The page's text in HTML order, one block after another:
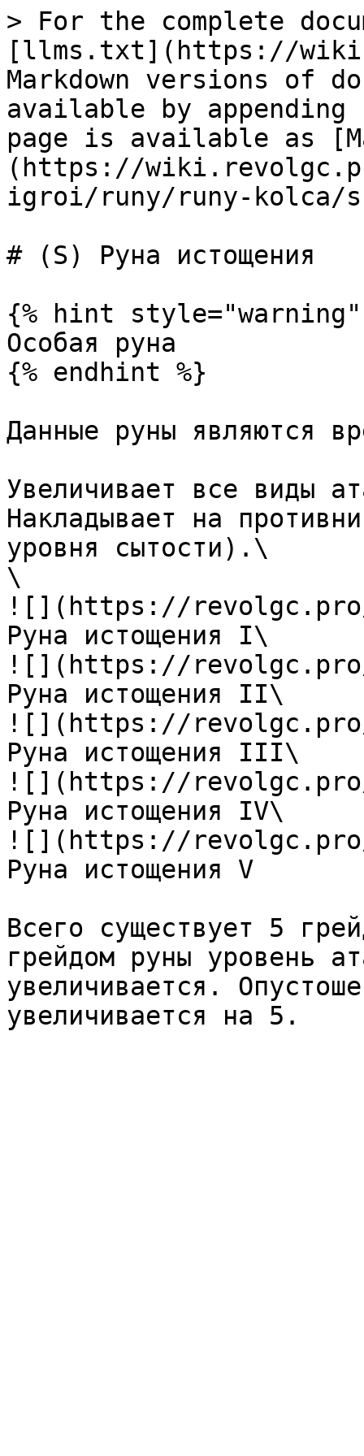
> For the complete
[llms.txt](https://
Markdown versions of
available by
page is available as
(https://
igroi/runy/runy-kolca/
# (S) Руна истощения
{% hint style="warning"
Особая руна
{% endhint %}
Данные руны являются
Увеличивает все виды
Накладывает на
уровня сытости).\
\
![](https://revolgc.pro/
Руна истощения I\
![](https://revolgc.pro/
Руна истощения II\
![](https://revolgc.pro/
Руна истощения III\
![](https://revolgc.pro/
Руна истощения IV\
![](https://revolgc.pro/
Руна истощения V
Всего существует 5
грейдом руны уровень
увеличивается.